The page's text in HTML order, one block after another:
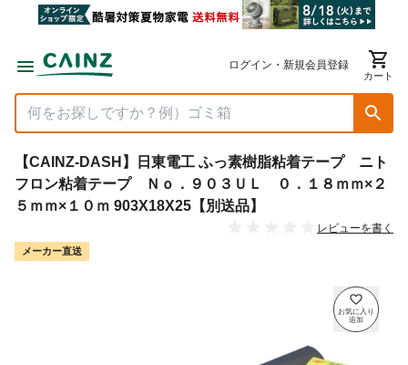
ログイン・新規会員登録
カート
【CAINZ-DASH】日東電工 ふっ素樹脂粘着テープ ニト
フロン粘着テープ Ｎｏ．９０３ＵＬ ０．１８ｍｍ×２
５ｍｍ×１０ｍ 903X18X25【別送品】
レビューを書く
メーカー直送